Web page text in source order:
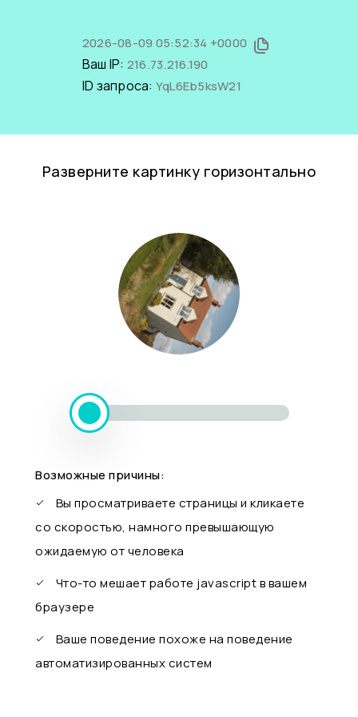
2026-08-09 05:52:34 +0000
Ваш IP: 216.73.216.190
ID запроса: YqL6Eb5ksW21
Разверните картинку горизонтально
Возможные причины:
Вы просматриваете страницы и кликаете
со скоростью, намного превышающую
ожидаемую от человека
Что-то мешает работе javascript в вашем
браузере
Ваше поведение похоже на поведение
автоматизированных систем